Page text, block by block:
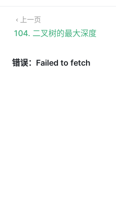
上一页
104. 二叉树的最大深度